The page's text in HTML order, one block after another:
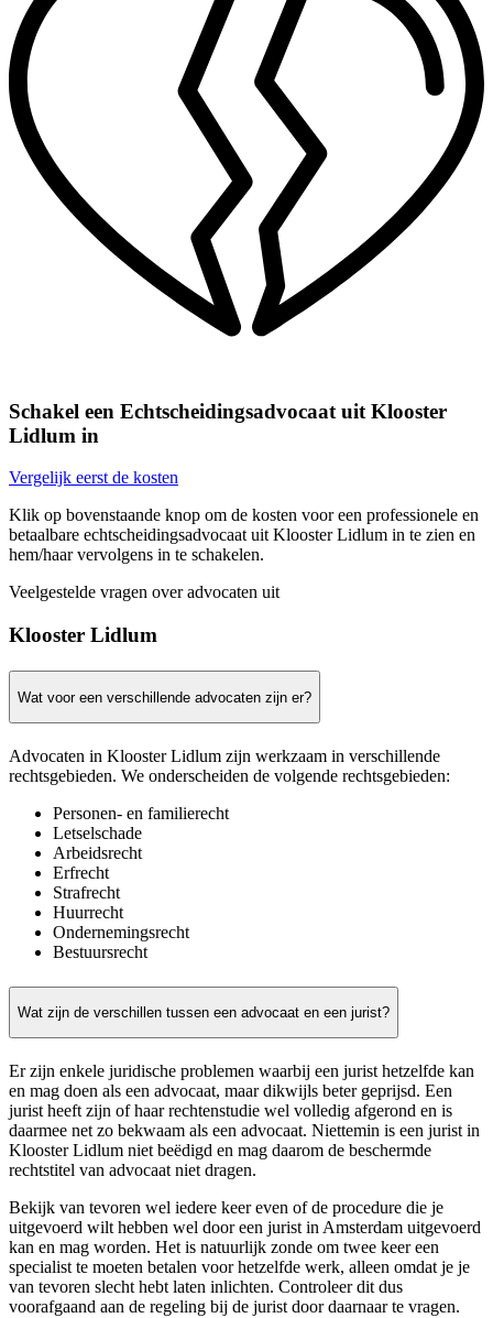
Schakel een Echtscheidingsadvocaat uit Klooster
Lidlum in
Vergelijk eerst de kosten
Klik op bovenstaande knop om de kosten voor een professionele en
betaalbare echtscheidingsadvocaat uit Klooster Lidlum in te zien en
hem/haar vervolgens in te schakelen.
Veelgestelde vragen over advocaten uit
Klooster Lidlum
Wat voor een verschillende advocaten zijn er?
Advocaten in Klooster Lidlum zijn werkzaam in verschillende
rechtsgebieden. We onderscheiden de volgende rechtsgebieden:
Personen- en familierecht
Letselschade
Arbeidsrecht
Erfrecht
Strafrecht
Huurrecht
Ondernemingsrecht
Bestuursrecht
Wat zijn de verschillen tussen een advocaat en een jurist?
Er zijn enkele juridische problemen waarbij een jurist hetzelfde kan
en mag doen als een advocaat, maar dikwijls beter geprijsd. Een
jurist heeft zijn of haar rechtenstudie wel volledig afgerond en is
daarmee net zo bekwaam als een advocaat. Niettemin is een jurist in
Klooster Lidlum niet beëdigd en mag daarom de beschermde
rechtstitel van advocaat niet dragen.
Bekijk van tevoren wel iedere keer even of de procedure die je
uitgevoerd wilt hebben wel door een jurist in Amsterdam uitgevoerd
kan en mag worden. Het is natuurlijk zonde om twee keer een
specialist te moeten betalen voor hetzelfde werk, alleen omdat je je
van tevoren slecht hebt laten inlichten. Controleer dit dus
voorafgaand aan de regeling bij de jurist door daarnaar te vragen.